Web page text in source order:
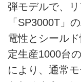
弾モデルで、
「SP3000T」
電性とシール
定生産1000台
により、通常